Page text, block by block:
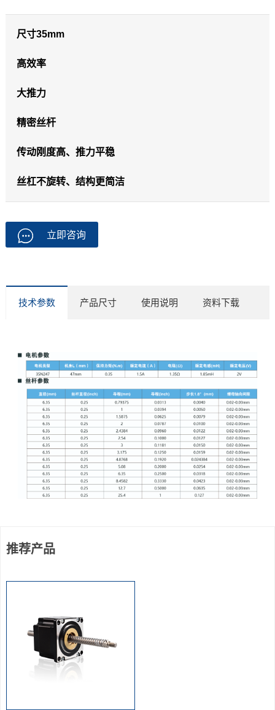
尺寸35mm
高效率
大推力
精密丝杆
传动刚度高、推力平稳
丝杠不旋转、结构更简洁
立即咨询
技术参数 产品尺寸 使用说明 资料下载
推荐产品